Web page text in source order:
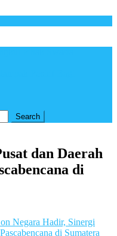
dan Daerah
di
on Negara Hadir, Sinergi
di Sumatera